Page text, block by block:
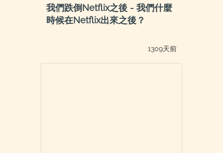
我們跌倒Netflix之後 - 我們什麼
時候在Netflix出來之後？
1309天前